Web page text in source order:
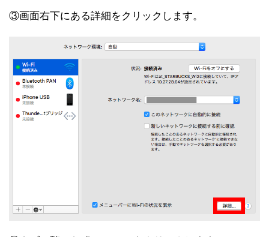
③画面右下にある詳細をクリックします。